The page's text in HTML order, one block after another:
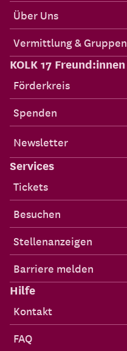
Über Uns
Vermittlung & Gruppen
KOLK 17 Freund:innen
Förderkreis
Spenden
Newsletter
Services
Tickets
Besuchen
Stellenanzeigen
Barriere melden
Hilfe
Kontakt
FAQ